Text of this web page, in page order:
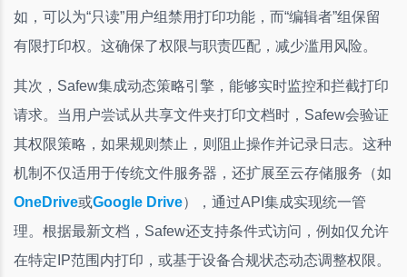
如，可以为“只读”用户组禁用打印功能，而“编辑者”组保留
有限打印权。这确保了权限与职责匹配，减少滥用风险。
其次，Safew集成动态策略引擎，能够实时监控和拦截打印
请求。当用户尝试从共享文件夹打印文档时，Safew会验证
其权限策略，如果规则禁止，则阻止操作并记录日志。这种
机制不仅适用于传统文件服务器，还扩展至云存储服务（如
OneDrive或Google Drive），通过API集成实现统一管
理。根据最新文档，Safew还支持条件式访问，例如仅允许
在特定IP范围内打印，或基于设备合规状态动态调整权限。